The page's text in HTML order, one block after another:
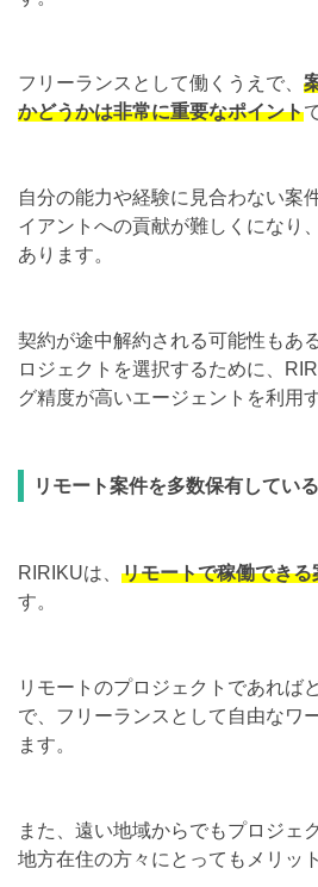
フリーランスとして働くうえで、
かどうかは非常に重要なポイント
自分の能力や経験に見合わない案
イアントへの貢献が難しくになり
あります。
契約が途中解約される可能性もあ
ロジェクトを選択するために、
グ精度が高いエージェントを利用
リモート案件を多数保有している
RIRIKUは、 リモートで稼働できる
す。
リモートのプロジェクトであれば
で、フリーランスとして自由なワ
ます。
また、遠い地域からでもプロジェ
地方在住の方々にとってもメリッ